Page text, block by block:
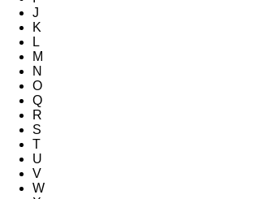
J
K
L
M
N
O
Q
R
S
T
U
V
W